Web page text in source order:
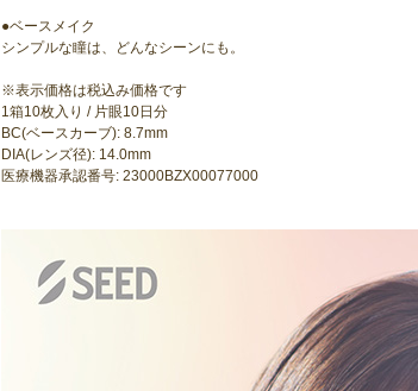
●ベースメイク
シンプルな瞳は、どんなシーンにも。
※表示価格は税込み価格です
1箱10枚入り / 片眼10日分
BC(ベースカーブ): 8.7mm
DIA(レンズ径): 14.0mm
医療機器承認番号: 23000BZX00077000